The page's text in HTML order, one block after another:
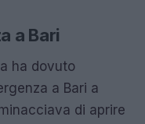
a Bari
ha dovuto
a Bari a
di aprire